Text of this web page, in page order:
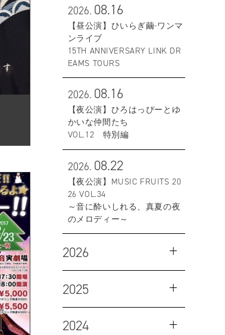
2026. 08.16
【昼公演】ひいらぎ繭-ワンマ
ンライブ
15TH ANNIVERSARY LINK DR
EAMS TOURS
2026. 08.16
【夜公演】ひろはっぴーとゆ
かいな仲間たち
VOL.12 特別編
2026. 08.22
【夜公演】MUSIC FRUITS 20
26 VOL.34
～音に酔いしれる、真夏の夜
のメロディー～
2026
2025
2024